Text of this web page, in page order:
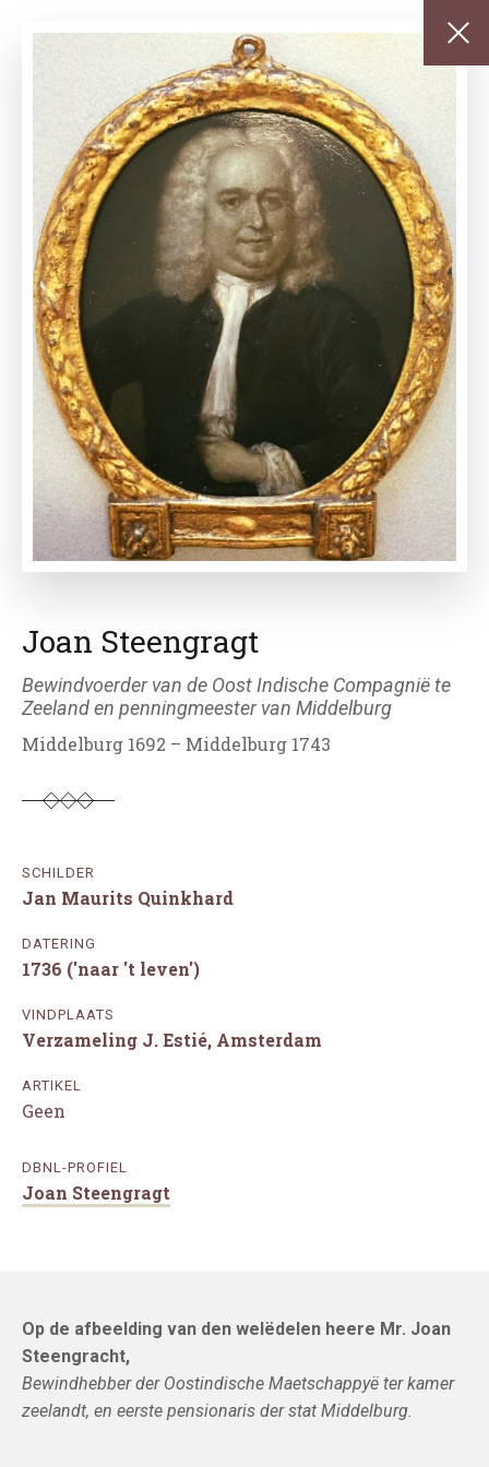
Joan Steengragt
Bewindvoerder van de Oost Indische Compagnië te
Zeeland en penningmeester van Middelburg
Middelburg 1692 – Middelburg 1743
SCHILDER
Jan Maurits Quinkhard
DATERING
1736 ('naar 't leven')
VINDPLAATS
Verzameling J. Estié, Amsterdam
ARTIKEL
Geen
DBNL-PROFIEL
Joan Steengragt
Op de afbeelding van den welëdelen heere Mr. Joan
Steengracht,
Bewindhebber der Oostindische Maetschappyë ter kamer
zeelandt, en eerste pensionaris der stat Middelburg.